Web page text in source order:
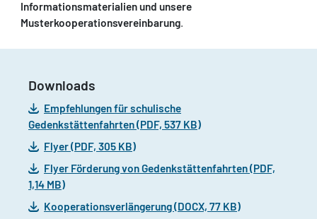
Informationsmaterialien und unsere
Musterkooperationsvereinbarung.
Downloads
Empfehlungen für schulische
Gedenkstättenfahrten (PDF, 537 KB)
Flyer (PDF, 305 KB)
Flyer Förderung von Gedenkstättenfahrten (PDF,
1,14 MB)
Kooperationsverlängerung (DOCX, 77 KB)